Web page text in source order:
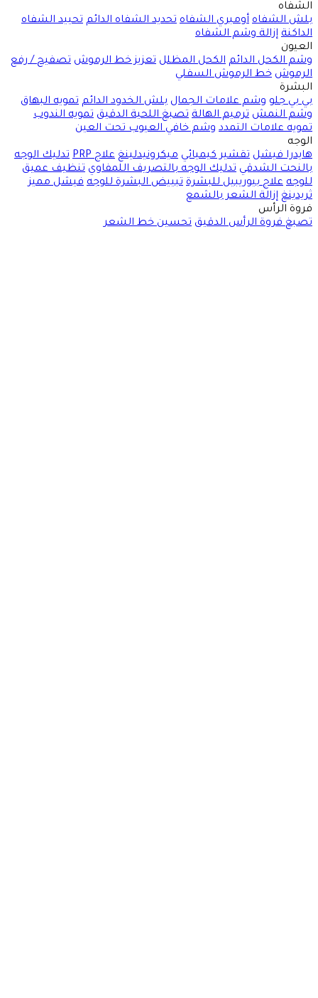
الشفاه
بلش الشفاه أومبري الشفاه تحديد الشفاه الدائم تحييد الشفاه
الداكنة إزالة وشم الشفاه
العيون
وشم الكحل الدائم الكحل المظلل تعزيز خط الرموش تصفيح / رفع
الرموش خط الرموش السفلي
البشرة
بي بي جلو وشم علامات الجمال بلش الخدود الدائم تمويه البهاق
وشم النمش ترميم الهالة تصبغ اللحية الدقيق تمويه الندوب
تمويه علامات التمدد وشم خافي العيوب تحت العين
الوجه
هايدرا فيشل تقشير كيميائي ميكرونيدلينغ علاج PRP
تدليك الوجه
بالنحت الشدقي تدليك الوجه بالتصريف اللمفاوي تنظيف عميق
للوجه علاج بيوريبيل للبشرة تبييض البشرة للوجه فيشل مميز
ثريدينغ إزالة الشعر بالشمع
فروة الرأس
تصبغ فروة الرأس الدقيق تحسين خط الشعر